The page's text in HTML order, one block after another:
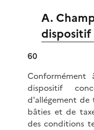
A.
dispositif
60
Conformément
dispositif
d'allégement de
bâties et de
des conditions